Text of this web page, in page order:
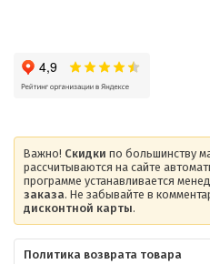
Важно! Скидки по большинству
рассчитываются на сайте
программе устанавливается
заказа. Не забывайте в
дисконтной карты.
Политика возврата товара